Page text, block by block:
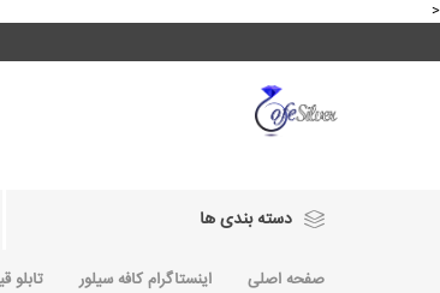
<
دسته بندی ها
صفحه اصلی اینستاگرام کافه سیلور تابلو